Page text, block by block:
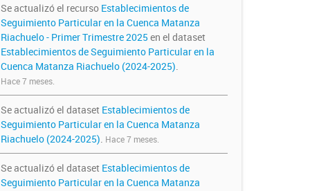
Se actualizó el recurso Establecimientos de
Seguimiento Particular en la Cuenca Matanza
Riachuelo - Primer Trimestre 2025 en el dataset
Establecimientos de Seguimiento Particular en la
Cuenca Matanza Riachuelo (2024-2025).
Hace 7 meses.
Se actualizó el dataset Establecimientos de
Seguimiento Particular en la Cuenca Matanza
Riachuelo (2024-2025). Hace 7 meses.
Se actualizó el dataset Establecimientos de
Seguimiento Particular en la Cuenca Matanza